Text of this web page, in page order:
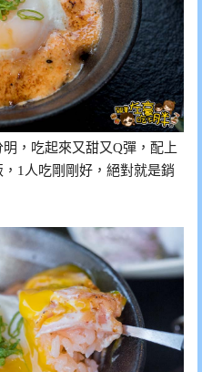
，吃起來又甜又Q彈，配上
1人吃剛剛好，絕對就是銷